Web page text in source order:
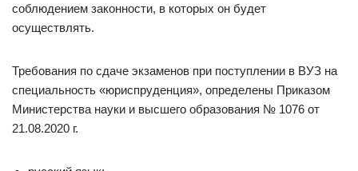
соблюдением законности, в которых он будет
осуществлять.
Требования по сдаче экзаменов при поступлении в ВУЗ на
специальность «юриспруденция», определены Приказом
Министерства науки и высшего образования № 1076 от
21.08.2020 г.